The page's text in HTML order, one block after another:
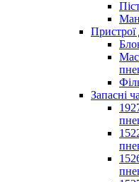
Пристрої
Запасні